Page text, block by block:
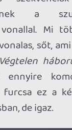
nagy csinnadratta
valóságokon vágunk
kifejezetten
szemtanúi, a
vel megtámogatott,
ötletes
püfölik egymást,
Maximoffra is jut